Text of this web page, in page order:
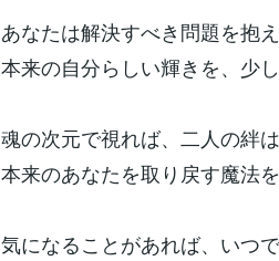
あなたは解決すべき問題を抱
本来の自分らしい輝きを、少
魂の次元で視れば、二人の絆
本来のあなたを取り戻す魔法
気になることがあれば、いつ